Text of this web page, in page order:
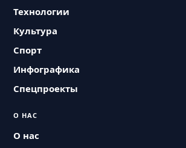
Технологии
Культура
Спорт
Инфографика
Спецпроекты
О НАС
О нас